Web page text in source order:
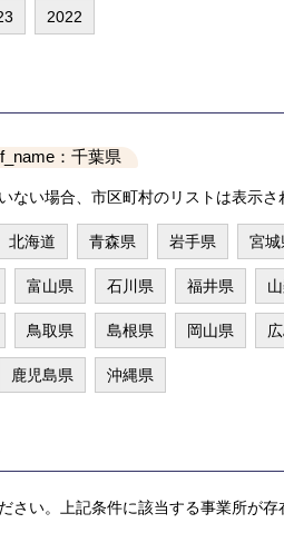
2022
千葉県
ない場合、市区町村のリストは表示さ
北海道 青森県 岩手県 宮城
富山県 石川県 福井県
鳥取県 島根県 岡山県
鹿児島県 沖縄県
さい。上記条件に該当する事業所が存